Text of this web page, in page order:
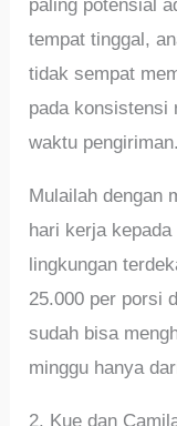
paling potensial
tempat tinggal,
tidak sempat
pada konsistensi
waktu pengiriman.
Mulailah dengan
hari kerja
lingkungan
25.000 per porsi
sudah bisa
minggu hanya
2. Kue dan